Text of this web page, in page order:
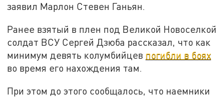
заявил Марлон Стевен Ганьян.
Ранее взятый в плен под Великой Новоселкой
солдат ВСУ Сергей Дзюба рассказал, что как
минимум девять колумбийцев погибли в боях
во время его нахождения там.
При этом до этого сообщалось, что наемники